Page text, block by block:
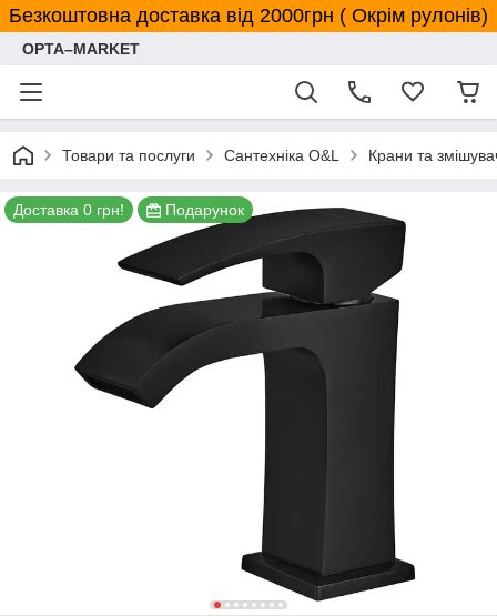
Безкоштовна доставка від 2000грн ( Окрім рулонів)
OPTA–MARKET
Товари та послуги Сантехніка O&L Крани та
Доставка 0 грн! Подарунок